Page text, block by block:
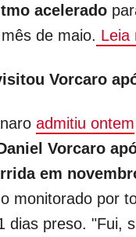
acelerado
de maio. Leia
Vorcaro
admitiu ontem
Vorcaro
em
monitorado por
dias preso. "Fui,